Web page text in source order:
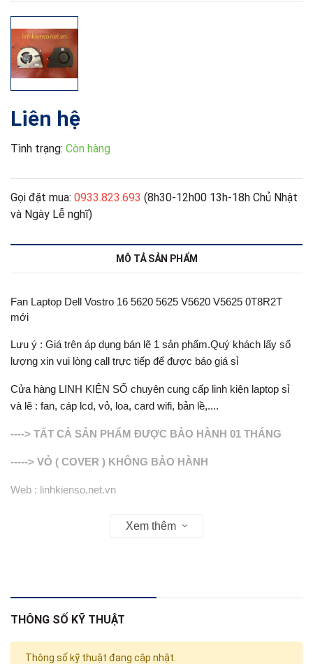
Liên hệ
Tình trạng: Còn hàng
Gọi đặt mua: 0933.823.693 (8h30-12h00 13h-18h Chủ Nhật
và Ngày Lễ nghĩ)
MÔ TẢ SẢN PHẨM
Fan Laptop Dell Vostro 16 5620 5625 V5620 V5625 0T8R2T
mới
Lưu ý : Giá trên áp dụng bán lẽ 1 sản phẩm.Quý khách lấy số
lượng xin vui lòng call trực tiếp để được báo giá sỉ
Cửa hàng LINH KIỆN SỐ chuyên cung cấp linh kiện laptop sỉ
và lẽ : fan, cáp lcd, vỏ, loa, card wifi, bản lề,....
----> TẤT CẢ SẢN PHẨM ĐƯỢC BẢO HÀNH 01 THÁNG
-----> VỎ ( COVER ) KHÔNG BẢO HÀNH
Web : linhkienso.net.vn
Xem thêm
THÔNG SỐ KỸ THUẬT
Thông số kỹ thuật đang cập nhật.